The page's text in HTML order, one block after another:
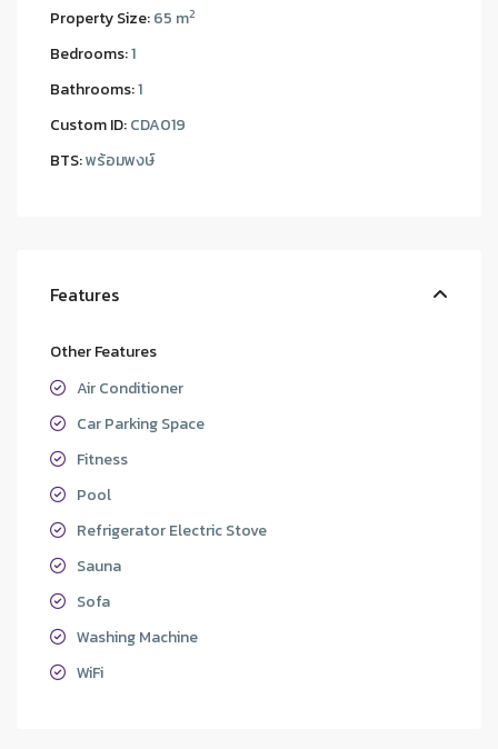
Property Size:65 m2
Bedrooms:1
Bathrooms:1
Custom ID:CDA019
BTS:พร้อมพงษ์
Features
Other Features
Air Conditioner
Car Parking Space
Fitness
Pool
Refrigerator Electric Stove
Sauna
Sofa
Washing Machine
WiFi